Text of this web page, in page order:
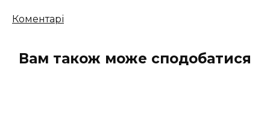
Кількість
Коментарі
Вам також може сподобатися